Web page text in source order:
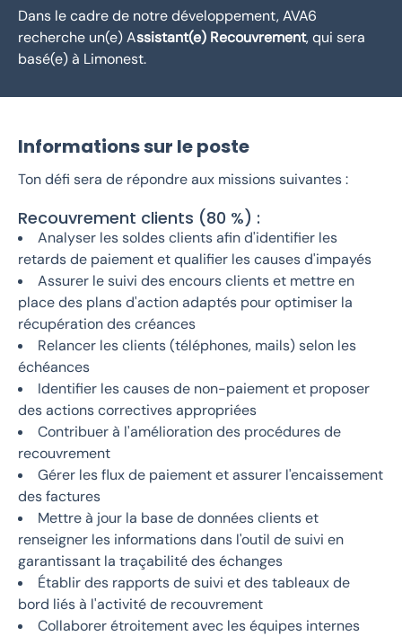
Dans le cadre de notre développement, AVA6
recherche un(e) Assistant(e) Recouvrement, qui sera
basé(e) à Limonest.
Informations sur le poste
Ton défi sera de répondre aux missions suivantes :
Recouvrement clients (80 %) :
Analyser les soldes clients afin d'identifier les
retards de paiement et qualifier les causes d'impayés
Assurer le suivi des encours clients et mettre en
place des plans d'action adaptés pour optimiser la
récupération des créances
Relancer les clients (téléphones, mails) selon les
échéances
Identifier les causes de non-paiement et proposer
des actions correctives appropriées
Contribuer à l'amélioration des procédures de
recouvrement
Gérer les flux de paiement et assurer l'encaissement
des factures
Mettre à jour la base de données clients et
renseigner les informations dans l'outil de suivi en
garantissant la traçabilité des échanges
Établir des rapports de suivi et des tableaux de
bord liés à l'activité de recouvrement
Collaborer étroitement avec les équipes internes